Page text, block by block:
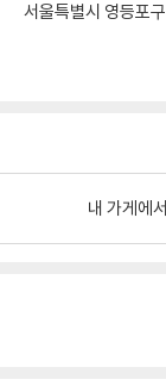
서울특별시 영등포
내 가게에